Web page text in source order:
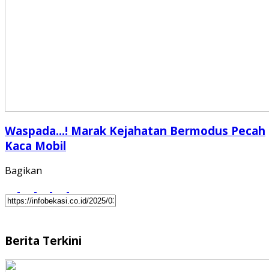
Waspada…! Marak Kejahatan Bermodus Pecah
Kaca Mobil
Bagikan
Berita Terkini